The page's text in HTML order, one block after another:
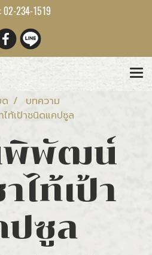
02-234-1519
บทความ
เป้าชนิดแคปซูล
พิพัฒน์
ไท้เป้า
ปซูล